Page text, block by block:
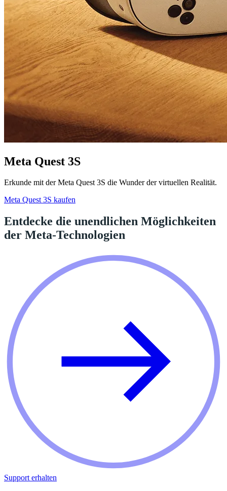
Meta Quest 3S
Erkunde mit der Meta Quest 3S die Wunder der virtuellen Realität.
Meta Quest 3S kaufen
Entdecke die unendlichen Möglichkeiten
der Meta-Technologien
Support erhalten